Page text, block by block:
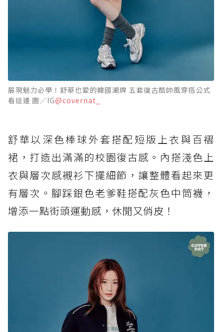
展現魅力必學！舒華也愛的韓國潮牌 五套復古酷帥風穿搭公式
看這邊 圖／IG@covernat_
舒華以深色棒球外套搭配短版上衣與百褶
裙，打造出滿滿的校園復古感。內搭淺色上
衣與層次感襯衫下擺細節，讓整體看起來更
有層次。腳踩銀色老爹鞋搭配灰色中筒襪，
增添一點街頭運動感，休閒又俏皮！